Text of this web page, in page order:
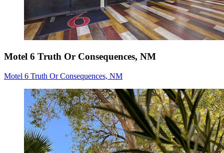
Motel 6 Truth Or Consequences, NM
Motel 6 Truth Or Consequences, NM